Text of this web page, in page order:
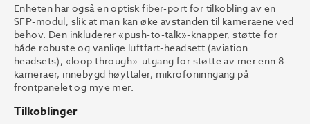
Enheten har også en optisk fiber-port for tilkobling av en
SFP-modul, slik at man kan øke avstanden til kameraene ved
behov. Den inkluderer «push-to-talk»-knapper, støtte for
både robuste og vanlige luftfart-headsett (aviation
headsets), «loop through»-utgang for støtte av mer enn 8
kameraer, innebygd høyttaler, mikrofoninngang på
frontpanelet og mye mer.
Tilkoblinger